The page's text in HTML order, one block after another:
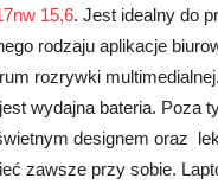
15,6. Jest idealny do
rodzaju aplikacje
rozrywki
wydajna bateria. Poza
designem oraz
zawsze przy sobie.